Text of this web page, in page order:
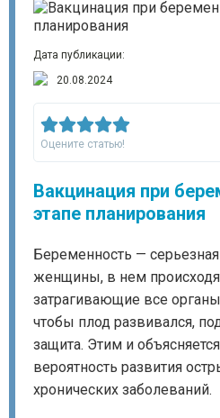
Дата публикации:
20.08.2024
Оцените статью!
Вакцинация при
этапе планирования
Беременность —
женщины, в нем
затрагивающие все
чтобы плод развивался,
защита. Этим и
вероятность развития
хронических заболеваний.